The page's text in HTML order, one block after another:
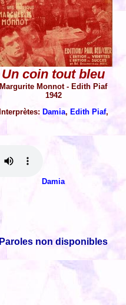
Un coin tout bleu
Margurite Monnot - Edith Piaf
1942
Interprètes: Damia, Edith Piaf,
Damia
Paroles non disponibles